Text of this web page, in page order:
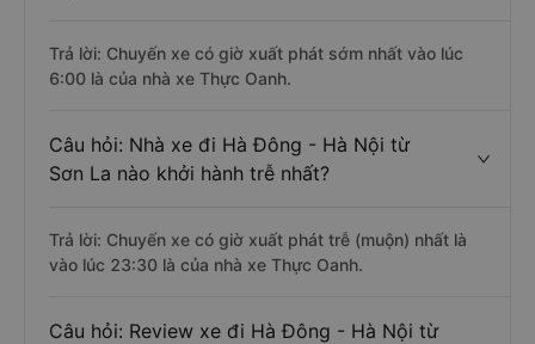
Trả lời: Chuyến xe có giờ xuất phát sớm nhất vào lúc
6:00 là của nhà xe Thực Oanh.
Câu hỏi: Nhà xe đi Hà Đông - Hà Nội từ
Sơn La nào khởi hành trễ nhất?
Trả lời: Chuyến xe có giờ xuất phát trễ (muộn) nhất là
vào lúc 23:30 là của nhà xe Thực Oanh.
Câu hỏi: Review xe đi Hà Đông - Hà Nội từ